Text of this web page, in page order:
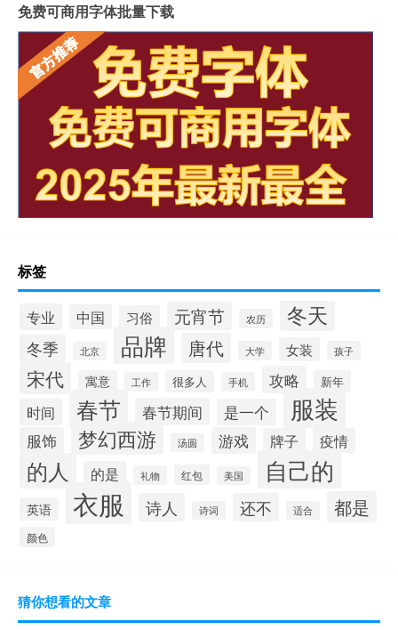
免费可商用字体批量下载
标签
专业 中国 习俗 元宵节 农历 冬天
冬季 北京 品牌 唐代 大学 女装 孩子
宋代 寓意 工作 很多人 手机 攻略 新年
时间 春节 春节期间 是一个 服装
服饰 梦幻西游 汤圆 游戏 牌子 疫情
的人 的是 礼物 红包 美国 自己的
英语 衣服 诗人 诗词 还不 适合 都是
颜色
猜你想看的文章